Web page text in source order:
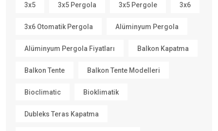
3x5 3x5 Pergola 3x5 Pergole 3x6
3x6 Otomatik Pergola Alüminyum Pergola
Alüminyum Pergola Fiyatları Balkon Kapatma
Balkon Tente Balkon Tente Modelleri
Bioclimatic Bioklimatik
Dubleks Teras Kapatma